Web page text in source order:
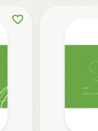
(Спрей-лосьон для
масло для душа